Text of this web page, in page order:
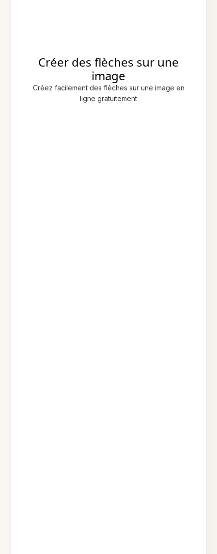
Créer des flèches sur une
image
Créez facilement des flèches sur une image en
ligne gratuitement